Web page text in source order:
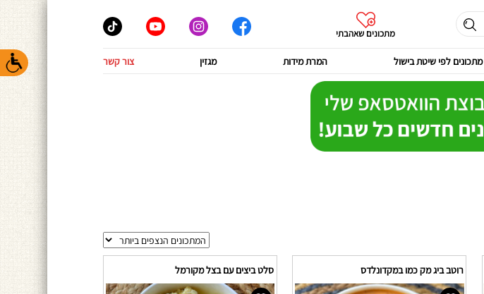
מתכונים שאהבתי
מתכונים לפי שיטת בישול המרת מידות מגזין צור קשר
רוטב ביג מק כמו במקדונלדס סלט ביצים עם בצל מקורמל